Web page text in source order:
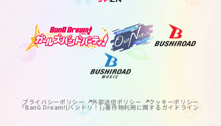
プライバシーポリシー 外部送信ポリシー クッキーポリシー
｢BanG Dream!(バンドリ！)｣著作物利用に関するガイドライン